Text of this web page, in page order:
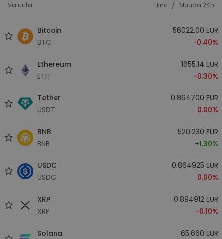
Valuuta Hind / Muuda 24h
Bitcoin
BTC
56022.00 EUR
-0.40%
Ethereum
ETH
1655.14 EUR
-0.30%
Tether
USDT
0.864700 EUR
0.00%
BNB
BNB
520.230 EUR
+1.30%
USDC
USDC
0.864925 EUR
0.00%
XRP
XRP
0.894912 EUR
-0.10%
Solana
65.660 EUR